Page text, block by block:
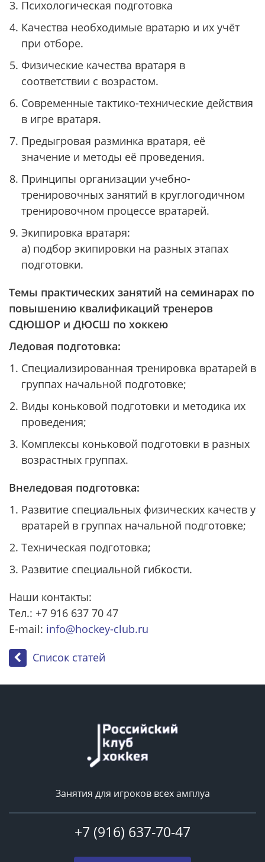
Психологическая подготовка
Качества необходимые вратарю и их учёт
при отборе.
Физические качества вратаря в
соответствии с возрастом.
Современные тактико-технические действия
в игре вратаря.
Предыгровая разминка вратаря, её
значение и методы её проведения.
Принципы организации учебно-
тренировочных занятий в круглогодичном
тренировочном процессе вратарей.
Экипировка вратаря:
а) подбор экипировки на разных этапах
подготовки.
Темы практических занятий на семинарах по
повышению квалификаций тренеров
СДЮШОР и ДЮСШ по хоккею
Ледовая подготовка:
Специализированная тренировка вратарей в
группах начальной подготовке;
Виды коньковой подготовки и методика их
проведения;
Комплексы коньковой подготовки в разных
возрастных группах.
Внеледовая подготовка:
Развитие специальных физических качеств у
вратарей в группах начальной подготовке;
Техническая подготовка;
Развитие специальной гибкости.
Наши контакты:
Тел.: +7 916 637 70 47
E-mail: info@hockey-club.ru
Список статей
Занятия для игроков всех амплуа
+7 (916) 637-70-47